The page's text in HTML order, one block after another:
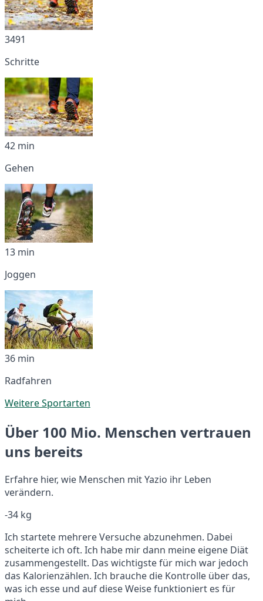
3491
Schritte
42 min
Gehen
13 min
Joggen
36 min
Radfahren
Weitere Sportarten
Über 100 Mio. Menschen vertrauen
uns bereits
Erfahre hier, wie Menschen mit Yazio ihr Leben
verändern.
-34 kg
Ich startete mehrere Versuche abzunehmen. Dabei
scheiterte ich oft. Ich habe mir dann meine eigene Diät
zusammengestellt. Das wichtigste für mich war jedoch
das Kalorienzählen. Ich brauche die Kontrolle über das,
was ich esse und auf diese Weise funktioniert es für